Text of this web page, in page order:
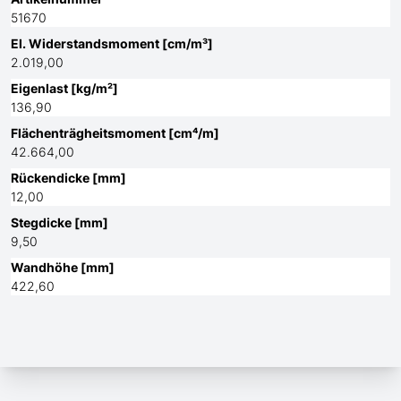
51670
El. Widerstandsmoment [cm/m³]
2.019,00
Eigenlast [kg/m²]
136,90
Flächenträgheitsmoment [cm⁴/m]
42.664,00
Rückendicke [mm]
12,00
Stegdicke [mm]
9,50
Wandhöhe [mm]
422,60